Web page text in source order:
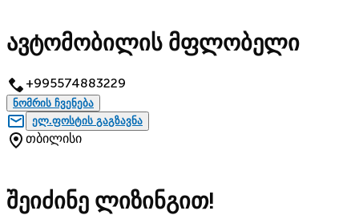
ავტომობილის მფლობელი
+995574883229
ნომრის ჩვენება
ელ.ფოსტის გაგზავნა
თბილისი
შეიძინე ლიზინგით!